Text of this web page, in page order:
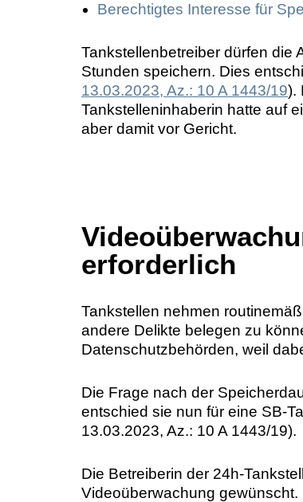
Berechtigtes Interesse für
Tankstellenbetreiber dürfen die
Stunden speichern. Dies
13.03.2023, Az.: 10 A 1443/19).
Tankstelleninhaberin hatte auf
aber damit vor Gericht.
erforderlich
Tankstellen nehmen
andere Delikte belegen zu
Datenschutzbehörden, weil
Die Frage nach der
entschied sie nun für eine SB-
13.03.2023, Az.: 10 A 1443/19).
Die Betreiberin der 24h-
Videoüberwachung